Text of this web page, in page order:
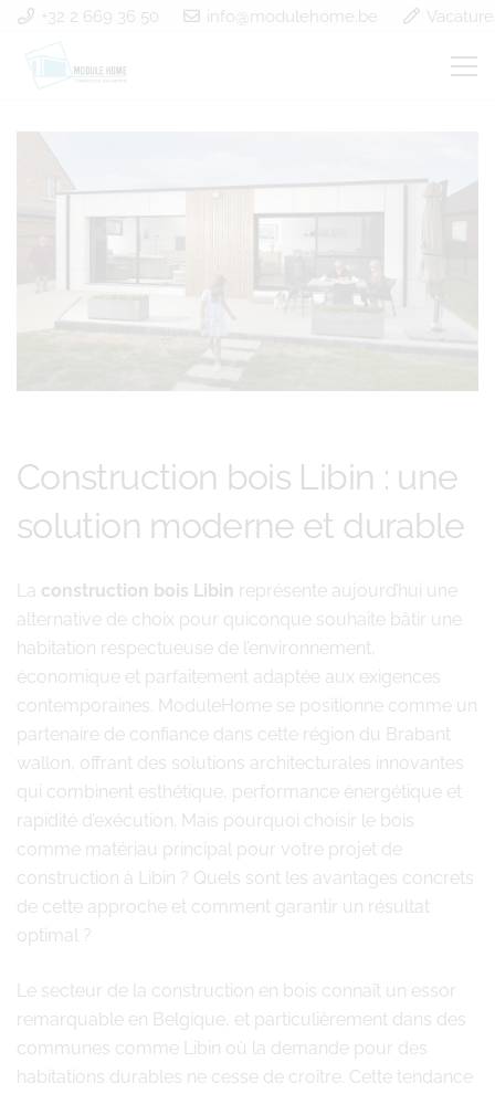
+32 2 669 36 50 info@modulehome.be
Construction bois Libin
Construction bois Libin : une
solution moderne et durable
La construction bois Libin représente aujourd’hui une
alternative de choix pour quiconque souhaite bâtir une
habitation respectueuse de l’environnement,
économique et parfaitement adaptée aux exigences
contemporaines. ModuleHome se positionne comme un
partenaire de confiance dans cette région du Brabant
wallon, offrant des solutions architecturales innovantes
qui combinent esthétique, performance énergétique et
rapidité d’exécution. Mais pourquoi choisir le bois
comme matériau principal pour votre projet de
construction à Libin ? Quels sont les avantages concrets
de cette approche et comment garantir un résultat
optimal ?
Le secteur de la construction en bois connaît un essor
remarquable en Belgique, et particulièrement dans des
communes comme Libin où la demande pour des
habitations durables ne cesse de croître. Cette tendance